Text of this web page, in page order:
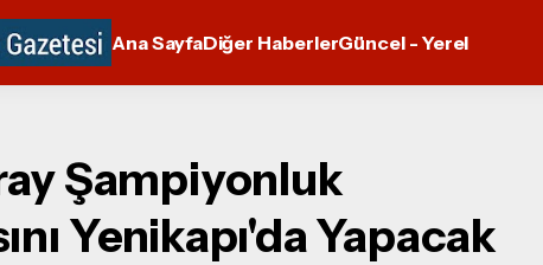
Ana SayfaDiğer HaberlerGüncel - Yerel
Şampiyonluk
Yenikapı'da Yapacak